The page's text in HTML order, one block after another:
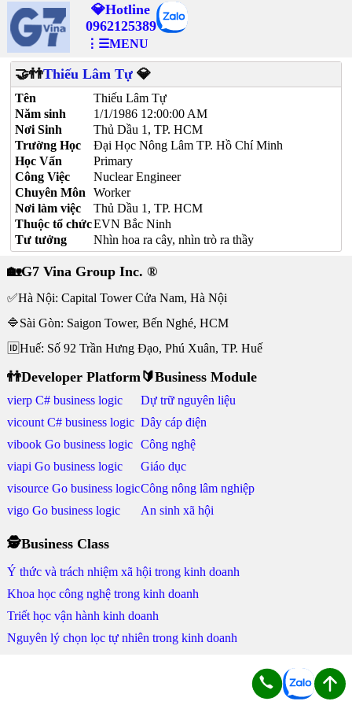
💎Hotline
0962125389
⋮☰MENU
🤝👬Thiếu Lâm Tự 💎
Tên
Thiếu Lâm Tự
Năm sinh
1/1/1986 12:00:00 AM
Nơi Sinh
Thủ Dầu 1, TP. HCM
Trường Học
Đại Học Nông Lâm TP. Hồ Chí Minh
Học Vấn
Primary
Công Việc
Nuclear Engineer
Chuyên Môn
Worker
Nơi làm việc
Thủ Dầu 1, TP. HCM
Thuộc tổ chứcEVN Bắc Ninh
Tư tưởng
Nhìn hoa ra cây, nhìn trò ra thầy
🏡G7 Vina Group Inc. ®
✅Hà Nội: Capital Tower Cửa Nam, Hà Nội
🔷Sài Gòn: Saigon Tower, Bến Nghé, HCM
🆔Huế: Số 92 Trần Hưng Đạo, Phú Xuân, TP. Huế
👬Developer Platform
vierp C# business logic
vicount C# business logic
vibook Go business logic
viapi Go business logic
visource Go business logic
vigo Go business logic
🔰Business Module
Dự trữ nguyên liệu
Dây cáp điện
Công nghệ
Giáo dục
Công nông lâm nghiệp
An sinh xã hội
🕵Business Class
Ý thức và trách nhiệm xã hội trong kinh doanh
Khoa học công nghệ trong kinh doanh
Triết học vận hành kinh doanh
Nguyên lý chọn lọc tự nhiên trong kinh doanh